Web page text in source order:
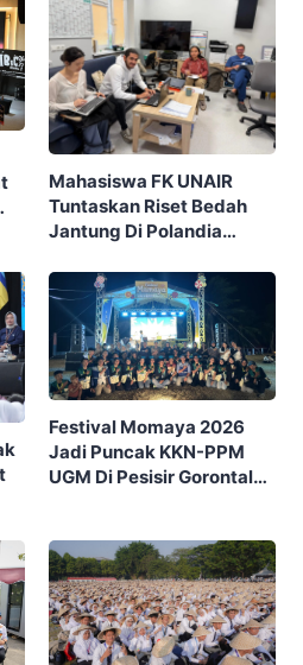
Mahasiswa FK UNAIR
Tuntaskan Riset Bedah
Jantung Di Polandia
SCORE
Festival Momaya 2026
Jadi Puncak KKN-PPM
UGM Di Pesisir Gorontalo,